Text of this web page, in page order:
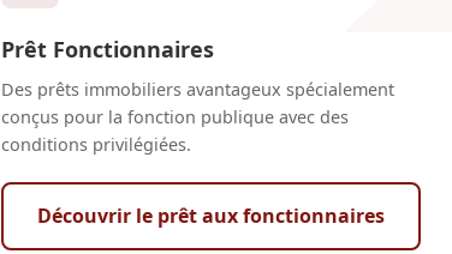
Prêt Fonctionnaires
Des prêts immobiliers avantageux spécialement
conçus pour la fonction publique avec des
conditions privilégiées.
Découvrir le prêt aux fonctionnaires